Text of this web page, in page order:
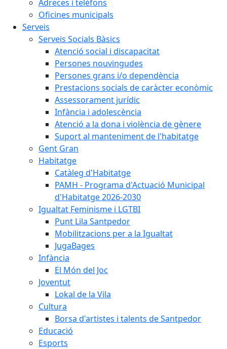
Adreces i telèfons
Oficines municipals
Serveis
Serveis Socials Bàsics
Atenció social i discapacitat
Persones nouvingudes
Persones grans i/o dependència
Prestacions socials de caràcter econòmic
Assessorament jurídic
Infància i adolescència
Atenció a la dona i violència de gènere
Suport al manteniment de l'habitatge
Gent Gran
Habitatge
Catàleg d'Habitatge
PAMH - Programa d'Actuació Municipal
d'Habitatge 2026-2030
Igualtat Feminisme i LGTBI
Punt Lila Santpedor
Mobilitzacions per a la Igualtat
JugaBages
Infància
El Món del Joc
Joventut
Lokal de la Vila
Cultura
Borsa d'artistes i talents de Santpedor
Educació
Esports